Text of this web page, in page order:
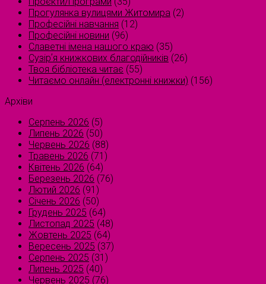
Прогулянка вулицями Житомира (2)
Професійні навчання (12)
Професійні новини (96)
Славетні імена нашого краю (35)
Сузірʼя книжкових благодійників (26)
Твоя бібліотека читає (55)
Читаємо онлайн (електронні книжки) (156)
Архіви
Серпень 2026 (5)
Липень 2026 (50)
Червень 2026 (88)
Травень 2026 (71)
Квітень 2026 (64)
Березень 2026 (76)
Лютий 2026 (91)
Січень 2026 (50)
Грудень 2025 (64)
Листопад 2025 (48)
Жовтень 2025 (64)
Вересень 2025 (37)
Серпень 2025 (31)
Липень 2025 (40)
Червень 2025 (76)